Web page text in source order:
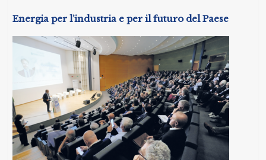
Energia per l’industria e per il futuro del Paese